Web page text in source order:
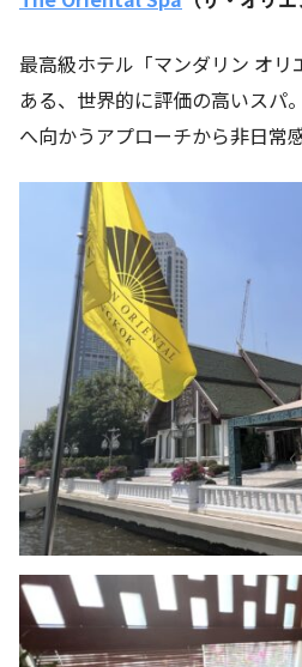
最高級ホテル「マンダリン オ
ある、世界的に評価の高いスパ
へ向かうアプローチから非日常